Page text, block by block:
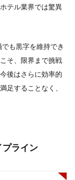
テル業界では驚異
も黒字を維持でき
そ、限界まで挑戦
後はさらに効率的
足することなく、
プライン